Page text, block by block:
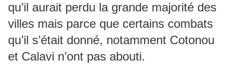
qu’il aurait perdu la grande majorité des
villes mais parce que certains combats
qu’il s’était donné, notamment Cotonou
et Calavi n’ont pas abouti.